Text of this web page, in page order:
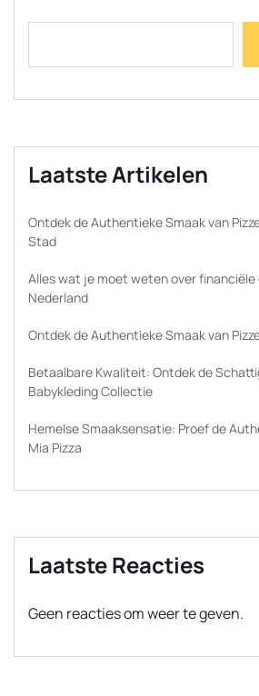
Laatste Artikelen
Ontdek de Authentieke Smaak van
Stad
Alles wat je moet weten over financiële
Nederland
Ontdek de Authentieke Smaak van
Betaalbare Kwaliteit: Ontdek de
Babykleding Collectie
Hemelse Smaaksensatie: Proef de
Mia Pizza
Laatste Reacties
Geen reacties om weer te geven.